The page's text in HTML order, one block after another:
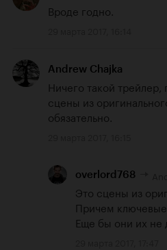
Вроде годно.
Andrew Chajka
Ничего такой трейлер,
сцены из
обязательно.
overlord768
Это сцены из
Причем
Еще бы они их не